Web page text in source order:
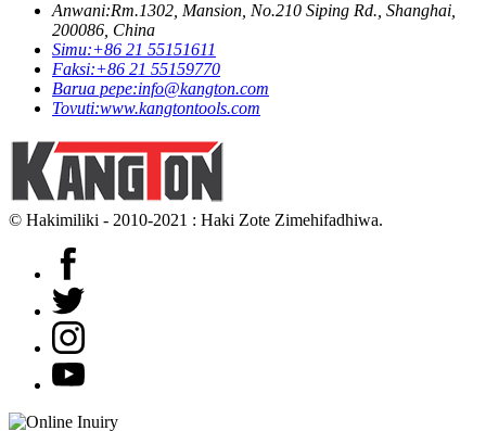
Anwani:Rm.1302, Mansion, No.210 Siping Rd., Shanghai,
200086, China
Simu:+86 21 55151611
Faksi:+86 21 55159770
Barua pepe:info@kangton.com
Tovuti:www.kangtontools.com
© Hakimiliki - 2010-2021 : Haki Zote Zimehifadhiwa.